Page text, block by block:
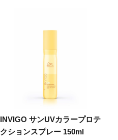
INVIGO サンUVカラープロテ
クションスプレー 150ml